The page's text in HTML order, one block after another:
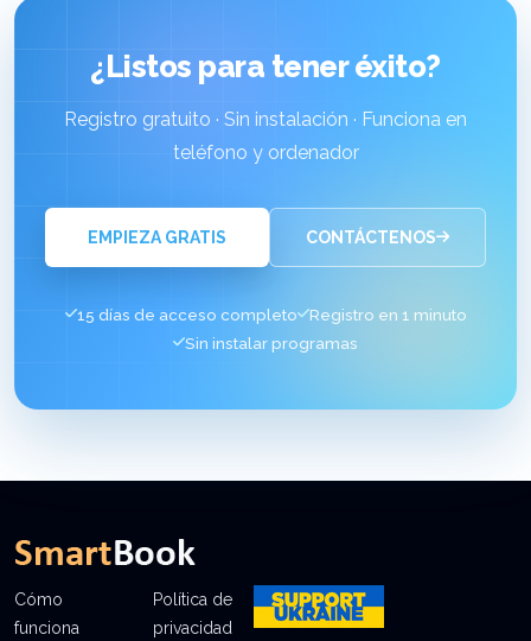
¿Listos para tener éxito?
Registro gratuito · Sin instalación · Funciona en
teléfono y ordenador
EMPIEZA GRATIS CONTÁCTENOS
15 días de acceso completo
Registro en 1 minuto
Sin instalar programas
Cómo
funciona
Política de
privacidad